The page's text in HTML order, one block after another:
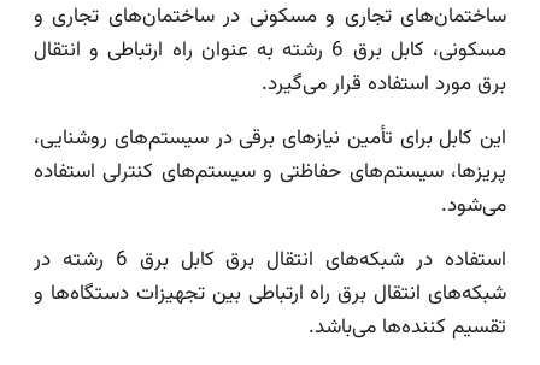
ساختمان‌های تجاری و مسکونی در ساختمان‌های تجاری و
مسکونی، کابل برق 6 رشته به عنوان راه ارتباطی و انتقال
برق مورد استفاده قرار می‌گیرد.
این کابل برای تأمین نیازهای برقی در سیستم‌های روشنایی،
پریزها، سیستم‌های حفاظتی و سیستم‌های کنترلی استفاده
می‌شود.
استفاده در شبکه‌های انتقال برق کابل برق 6 رشته در
شبکه‌های انتقال برق راه ارتباطی بین تجهیزات دستگاه‌ها و
تقسیم کننده‌ها می‌باشد.